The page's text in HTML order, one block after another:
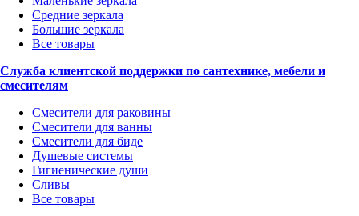
Средние зеркала
Большие зеркала
Все товары
Служба клиентской поддержки по сантехнике, мебели и
смесителям
Смесители для раковины
Смесители для ванны
Смесители для биде
Душевые системы
Гигиенические души
Сливы
Все товары